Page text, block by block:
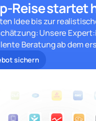
Reise startet
Idee bis zur
Unsere
Beratung ab dem
sichern